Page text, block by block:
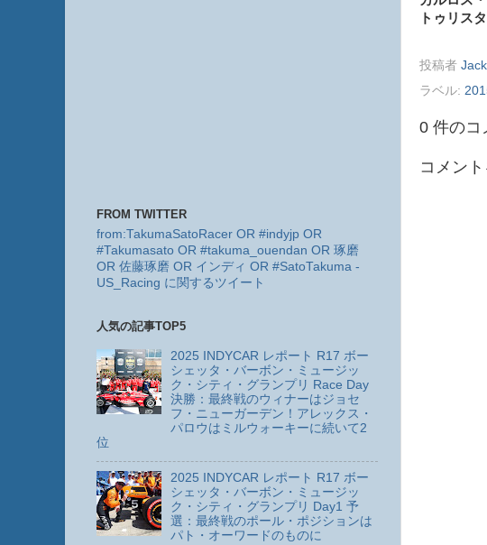
トゥリス
投稿者
ラベル:
0 件のコ
コメン
FROM TWITTER
from:TakumaSatoRacer OR #indyjp OR
#Takumasato OR #takuma_ouendan OR 琢磨
OR 佐藤琢磨 OR インディ OR #SatoTakuma -
US_Racing に関するツイート
人気の記事TOP5
2025 INDYCAR レポート R17 ボー
シェッタ・バーボン・ミュージッ
ク・シティ・グランプリ Race Day
決勝：最終戦のウィナーはジョセ
フ・ニューガーデン！アレックス・
パロウはミルウォーキーに続いて2
位
2025 INDYCAR レポート R17 ボー
シェッタ・バーボン・ミュージッ
ク・シティ・グランプリ Day1 予
選：最終戦のポール・ポジションは
パト・オーワードのものに